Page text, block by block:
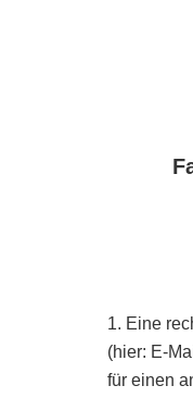
1. Eine
(hier: E-
für einen